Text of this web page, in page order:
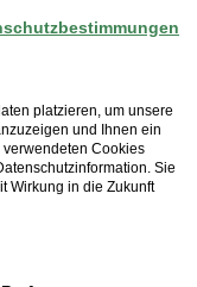
platzieren, um unsere
und Ihnen ein
Cookies
Sie
Wirkung in die Zukunft